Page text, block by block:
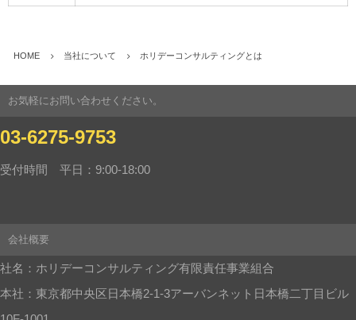
HOME 当社について ホリデーコンサルティングとは
お気軽にお問い合わせください。
03-6275-9753
受付時間 平日：9:00-18:00
会社概要
社名：ホリデーコンサルティング有限責任事業組合
本社：東京都中央区日本橋2-1-3アーバンネット日本橋二丁目ビル